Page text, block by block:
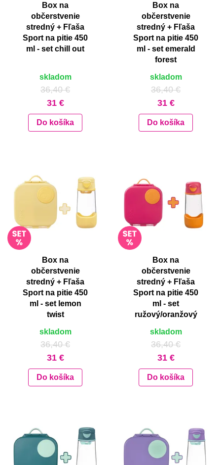
Box na
občerstvenie
stredný + Fľaša
Sport na pitie 450
ml - set chill out
skladom
36,40 €
31 €
Do košíka
Box na
občerstvenie
stredný + Fľaša
Sport na pitie 450
ml - set emerald
forest
skladom
36,40 €
31 €
Do košíka
Box na
občerstvenie
stredný + Fľaša
Sport na pitie 450
ml - set lemon
twist
skladom
36,40 €
31 €
Do košíka
Box na
občerstvenie
stredný + Fľaša
Sport na pitie 450
ml - set
ružový/oranžový
skladom
36,40 €
31 €
Do košíka